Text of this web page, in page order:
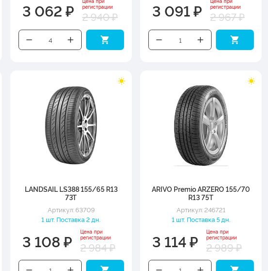
3 062 ₽
регистрации
2 940 ₽ 3 091 ₽
регистрации
2 967 ₽
LANDSAIL LS388 155/65 R13
73T
Артикул: 63709
1 шт. Поставка 2 дн.
3 108 ₽
Цена при
регистрации
2 984 ₽
ARIVO Premio ARZERO 155/70
R13 75T
Артикул: 246721
1 шт. Поставка 5 дн.
3 114 ₽
Цена при
регистрации
2 989 ₽